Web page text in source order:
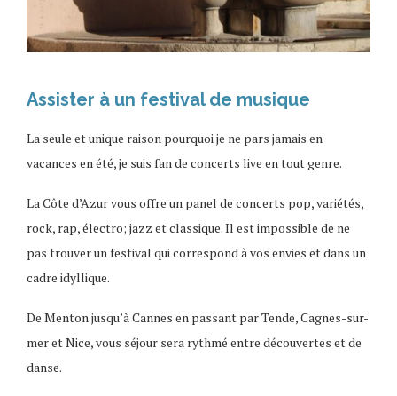
Assister à un festival de musique
La seule et unique raison pourquoi je ne pars jamais en
vacances en été, je suis fan de concerts live en tout genre.
La Côte d’Azur vous offre un panel de concerts pop, variétés,
rock, rap, électro; jazz et classique. Il est impossible de ne
pas trouver un festival qui correspond à vos envies et dans un
cadre idyllique.
De Menton jusqu’à Cannes en passant par Tende, Cagnes-sur-
mer et Nice, vous séjour sera rythmé entre découvertes et de
danse.